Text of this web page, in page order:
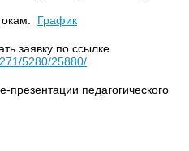
График
заявку по ссылке
5280/25880/
педагогического